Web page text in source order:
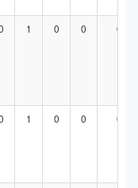
1 0 0 0
1 0 0 0